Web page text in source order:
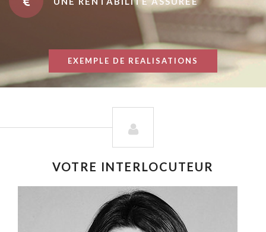
EXEMPLE DE REALISATIONS
VOTRE INTERLOCUTEUR